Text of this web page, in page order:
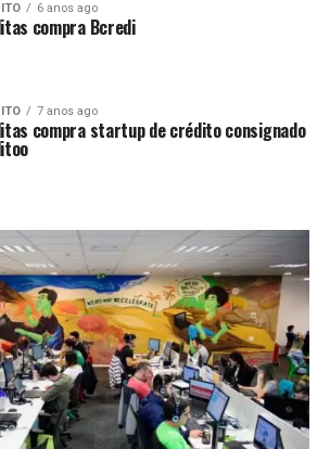
6 anos ago
compra Bcredi
7 anos ago
compra startup de crédito consignado